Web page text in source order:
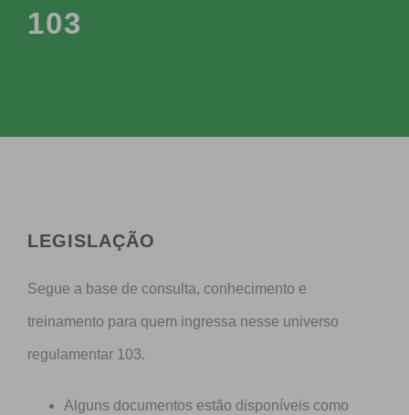
103
LEGISLAÇÃO
Segue a base de consulta, conhecimento e
treinamento para quem ingressa nesse universo
regulamentar 103.
Alguns documentos estão disponíveis como